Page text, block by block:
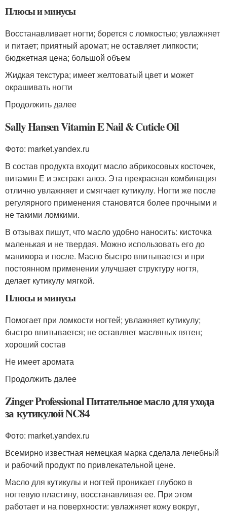
Плюсы и минусы
Восстанавливает ногти; борется с ломкостью; увлажняет
и питает; приятный аромат; не оставляет липкости;
бюджетная цена; большой объем
Жидкая текстура; имеет желтоватый цвет и может
окрашивать ногти
Продолжить далее
Sally Hansen Vitamin E Nail & Cuticle Oil
Фото: market.yandex.ru
В состав продукта входит масло абрикосовых косточек,
витамин Е и экстракт алоэ. Эта прекрасная комбинация
отлично увлажняет и смягчает кутикулу. Ногти же после
регулярного применения становятся более прочными и
не такими ломкими.
В отзывах пишут, что масло удобно наносить: кисточка
маленькая и не твердая. Можно использовать его до
маникюра и после. Масло быстро впитывается и при
постоянном применении улучшает структуру ногтя,
делает кутикулу мягкой.
Плюсы и минусы
Помогает при ломкости ногтей; увлажняет кутикулу;
быстро впитывается; не оставляет масляных пятен;
хороший состав
Не имеет аромата
Продолжить далее
Zinger Professional Питательное масло для ухода
за кутикулой NC84
Фото: market.yandex.ru
Всемирно известная немецкая марка сделала лечебный
и рабочий продукт по привлекательной цене.
Масло для кутикулы и ногтей проникает глубоко в
ногтевую пластину, восстанавливая ее. При этом
работает и на поверхности: увлажняет кожу вокруг,